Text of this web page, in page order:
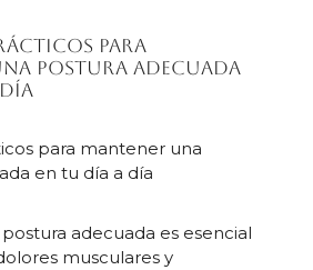
para
postura adecuada
para mantener una
en tu día a día
adecuada es esencial
musculares y